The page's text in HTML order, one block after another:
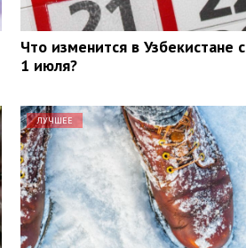
Что изменится в Узбекистане с
1 июля?
ЛУЧШЕЕ